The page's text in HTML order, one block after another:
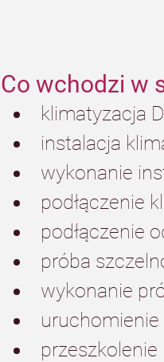
Co wchodzi w
klimatyzacja
instalacja
wykonanie
podłączenie
podłączenie
próba
wykonanie
uruchomienie